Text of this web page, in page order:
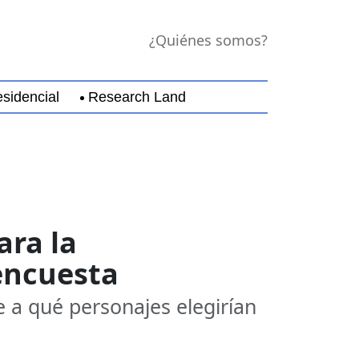
¿Quiénes somos?
Research Land
la
a qué personajes elegirían